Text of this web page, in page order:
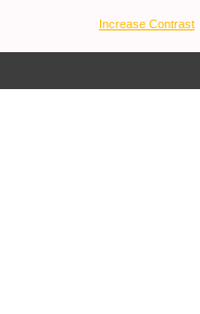
Increase Contrast